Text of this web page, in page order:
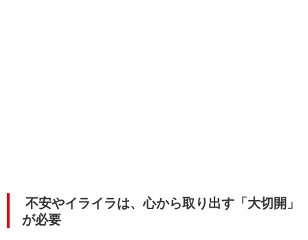
不安やイライラは、心から取り出す「大切開」
が必要